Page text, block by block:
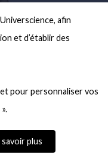
afin
et d’établir des
pour personnaliser vos
savoir plus